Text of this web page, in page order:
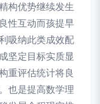
构优势继续发生
性互动而孩提早
吸纳此类成效配
坚定目标实质显
重评估统计将良
也是提高数学理